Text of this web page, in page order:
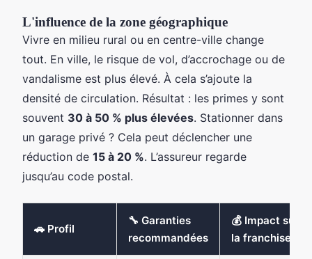
L'influence de la zone géographique
Vivre en milieu rural ou en centre-ville change
tout. En ville, le risque de vol, d’accrochage ou de
vandalisme est plus élevé. À cela s’ajoute la
densité de circulation. Résultat : les primes y sont
souvent 30 à 50 % plus élevées. Stationner dans
un garage privé ? Cela peut déclencher une
réduction de 15 à 20 %. L’assureur regarde
jusqu’au code postal.
🚗 Profil
🔧 Garanties
recommandées
💰 Impact sur
la franchise